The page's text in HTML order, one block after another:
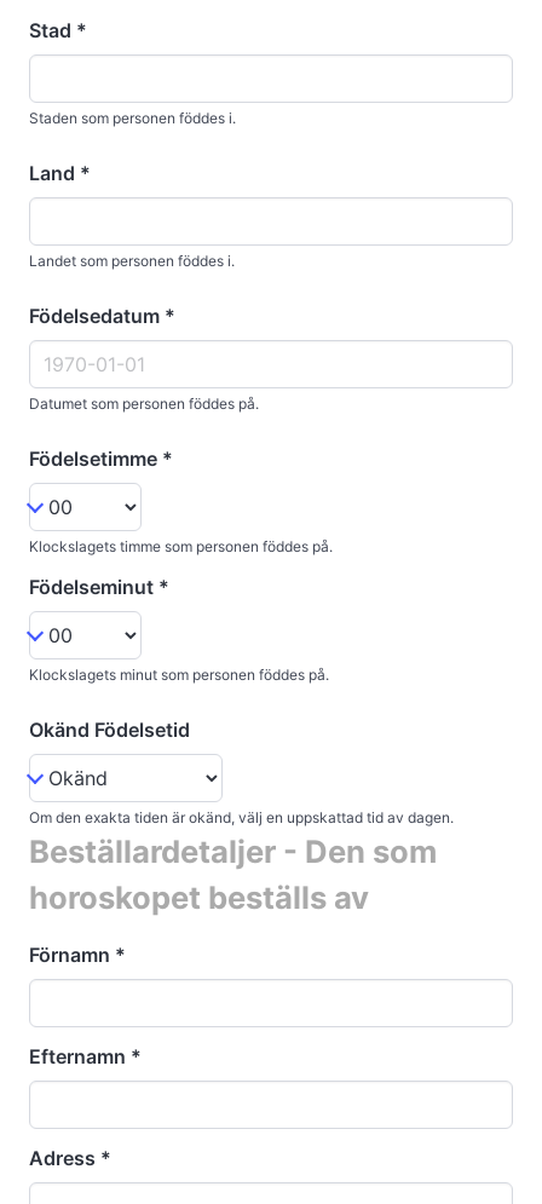
Stad *
Staden som personen föddes i.
Land *
Landet som personen föddes i.
Födelsedatum *
Datumet som personen föddes på.
Födelsetimme *
Klockslagets timme som personen föddes på.
Födelseminut *
Klockslagets minut som personen föddes på.
Okänd Födelsetid
Om den exakta tiden är okänd, välj en uppskattad tid av dagen.
Beställardetaljer - Den som
horoskopet beställs av
Förnamn *
Efternamn *
Adress *